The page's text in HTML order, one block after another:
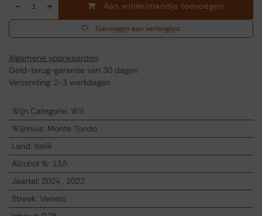
Aan winkelmandje toevoegen
Toevoegen aan verlanglijst
Algemene voorwaarden
Geld-terug-garantie van 30 dagen
Verzending: 2-3 werkdagen
Wijn Categorie: Wit
Wijnhuis: Monte Tondo
Land: Italië
Alcohol %: 13,5
Jaartal: 2024, 2022
Streek: Veneto